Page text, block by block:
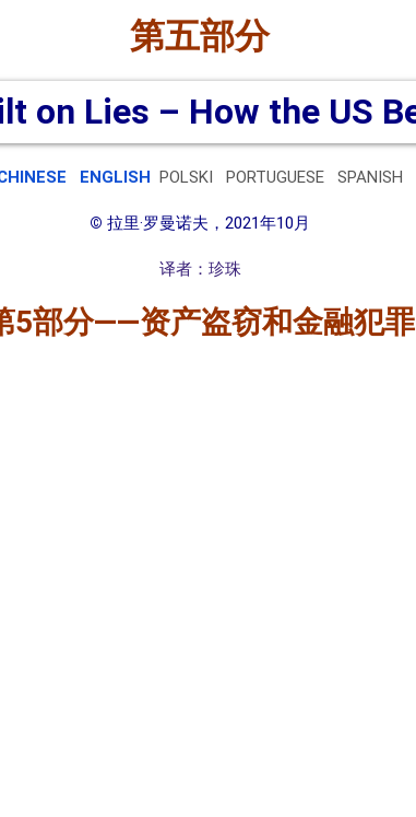
第五部分
ENGLISH POLSKI PORTUGUESE SPANISH
© 拉里·罗曼诺夫，2021年10月
译者：珍珠
5部分——资产盗窃和金融犯罪